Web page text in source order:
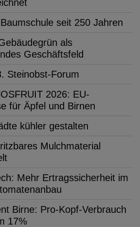
seit 250 Jahren
als
Geschäftsfeld
Steinobst-Forum
2026: EU-
für Äpfel und Birnen
kühler gestalten
Mulchmaterial
Mehr Ertragssicherheit im
Birne: Pro-Kopf-Verbrauch
17%